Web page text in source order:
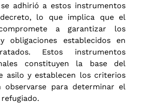
se adhirió a estos instrumentos
lo que implica que el
a garantizar los
obligaciones establecidos en
Estos instrumentos
constituyen la base del
asilo y establecen los criterios
observarse para determinar el